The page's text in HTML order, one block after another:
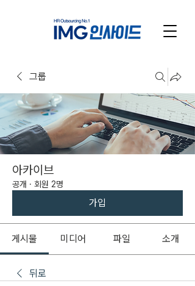
그룹
아카이브
공개 · 회원 2명
가입
게시물 미디어 파일 소개
뒤로